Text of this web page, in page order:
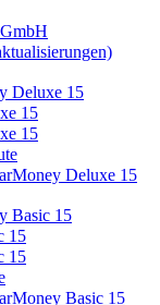
Deluxe 15
15
15
Deluxe 15
Basic 15
15
15
Basic 15